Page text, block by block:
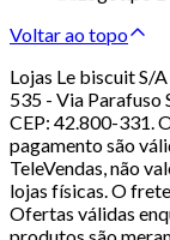
Voltar ao topo
Lojas Le biscuit S/
535 - Via Parafuso
CEP: 42.800-331.
pagamento são
TeleVendas, não
lojas físicas. O
Ofertas válidas